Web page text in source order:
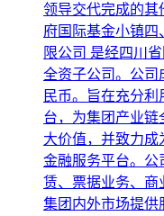
领导交代完成的其
府国际基金小镇四
限公司 是经四川
全资子公司。公司
民币。旨在充分
台，为集团产业
大价值，并致力
金融服务平台。公
赁、票据业务、商
集团内外市场提供